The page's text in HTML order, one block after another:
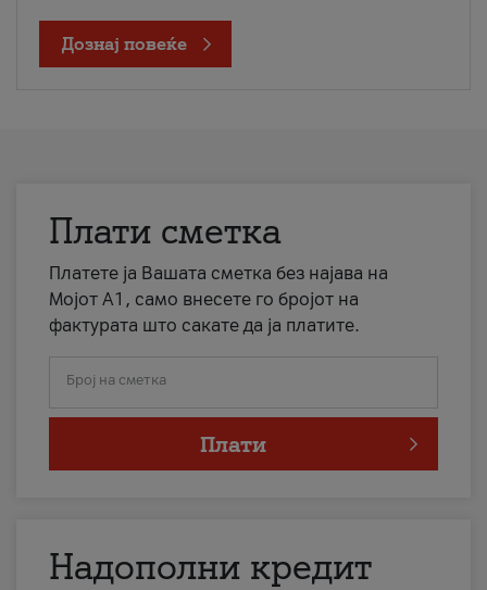
Дознај повеќе
Плати сметка
Платете ја Вашата сметка без најава на
Мојот А1, само внесете го бројот на
фактурата што сакате да ја платите.
Број на сметка
Плати
Надополни кредит